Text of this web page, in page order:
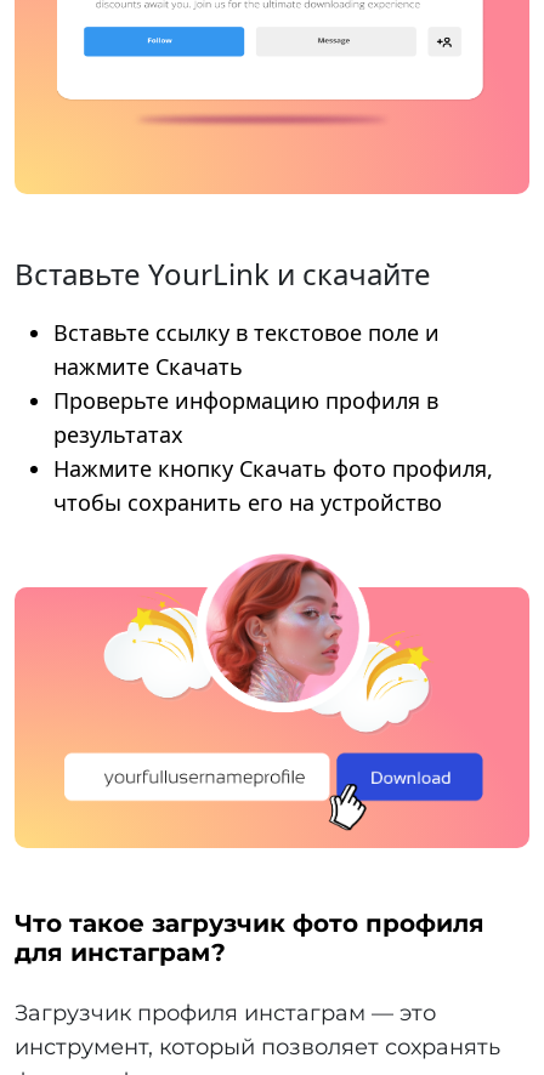
Вставьте YourLink и скачайте
Вставьте ссылку в текстовое поле и
нажмите Скачать
Проверьте информацию профиля в
результатах
Нажмите кнопку Скачать фото профиля,
чтобы сохранить его на устройство
Что такое загрузчик фото профиля
для инстаграм?
Загрузчик профиля инстаграм — это
инструмент, который позволяет сохранять